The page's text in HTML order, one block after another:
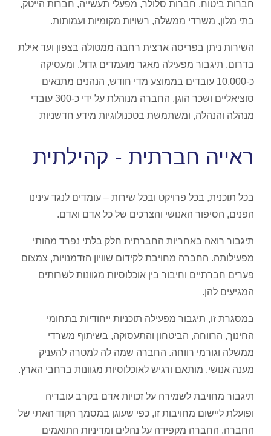
חברות ביטוח, חברות סלולר, מפעלי תעשייה, חברות הייטק,
בתי מלון, משרדי ממשלה, רשויות מקומיות ועמותות.
השירות ניתן בפריסה ארצית רחבה ממטולה בצפון ועד אילת
בדרום, תיגבור מפעילה מאגר מועמדים גדול, ומעסיקה
כ-10,000 עובדים בממוצע מדי חודש, הנהנים מתנאים
סוציאליים ושכר הוגן. החברה מנוהלת על ידי כ-300 עובדי
מנהלה והנהלה, ומשתמשת בטכנולוגיות מידע חדשניות
ראייה חברתית - קהילתית
בכל תוכנית, בכל פרויקט ובכל שירות – עומדים לנגד עינינו
הפנים, הסיפור האנושי והצרכים של כל אדם ואדם.
תיגבור רואה באחריות החברתית חלק בלתי נפרד מהותי
מפעילותה. החברה מחויבת לקידום שוויון הזדמנויות, צמצום
פערים חברתיים וחיבור בין אוכלוסיות מגוונות לשרותים
המגיעים להן.
במסגרת זו, תיגבור מפעילה תוכניות ייחודיות בתחומי
החינוך, הרווחה, הביטחון והתעסוקה, בשיתוף משרדי
ממשלה וגורמי רווחה. החברה שמה לה למטרה להעניק
מענה אנושי, מותאם ורגיש לאוכלוסיות מגוונות ברחבי הארץ.
תיגבור מחויבת לשמירה על זכויות אדם בקרב עובדיה
ופועלת ליישום מחויבות זו, כפי שעוגן במסמך הקוד האתי של
החברה. החברה מקפידה על נהלים ומדיניות התואמים